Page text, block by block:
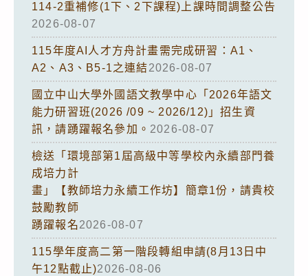
114-2重補修(1下、2下課程)上課時間調整公告
2026-08-07
115年度AI人才方舟計畫需完成研習：A1、
A2、A3、B5-1之連結2026-08-07
國立中山大學外國語文教學中心「2026年語文
能力研習班(2026 /09 ~ 2026/12)」招生資
訊，請踴躍報名參加。 2026-08-07
檢送「環境部第1屆高級中等學校內永續部門養
成培力計
畫」【教師培力永續工作坊】簡章1份，請貴校
鼓勵教師
踴躍報名2026-08-07
115學年度高二第一階段轉組申請(8月13日中
午12點截止)2026-08-06